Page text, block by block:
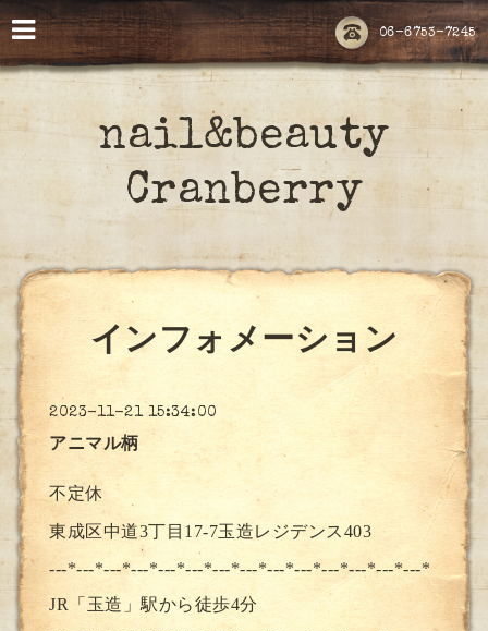
06-6753-7245
nail&beauty
Cranberry
インフォメーション
2023-11-21 15:34:00
アニマル柄
不定休
東成区中道3丁目17-7玉造レジデンス403
---*---*---*---*---*---*---*---*---*---*---*---*---*---*
JR「玉造」駅から徒歩4分